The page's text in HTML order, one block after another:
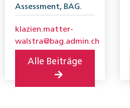
Assessment, BAG.
klazien.matter-
walstra@bag.admin.ch
Alle Beiträge